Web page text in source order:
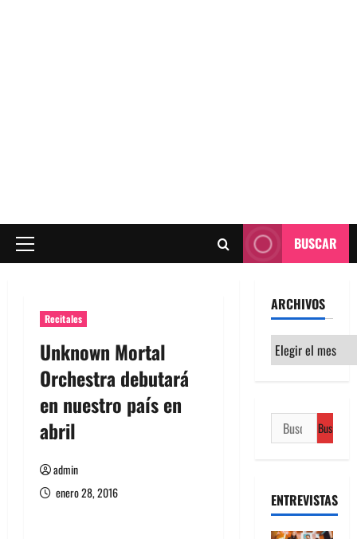
Menú
BUSCAR
Recitales
Unknown Mortal
Orchestra debutará
en nuestro país en
abril
admin
enero 28, 2016
ARCHIVOS
Archivos
Buscar:
ENTREVISTAS